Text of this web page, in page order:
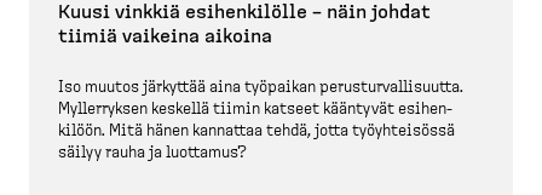
Kuusi vinkkiä esihen­kilölle – näin johdat
tiimiä vaikeina aikoina
Iso muutos järkyttää aina työpaikan perustur­val­li­suutta.
Myller­ryksen keskellä tiimin katseet kääntyvät esihen­
kilöön. Mitä hänen kannattaa tehdä, jotta työyhteisössä
säilyy rauha ja luottamus?